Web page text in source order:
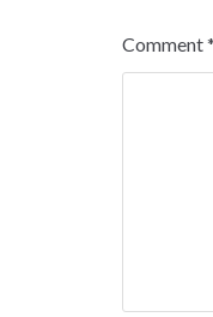
Comment*